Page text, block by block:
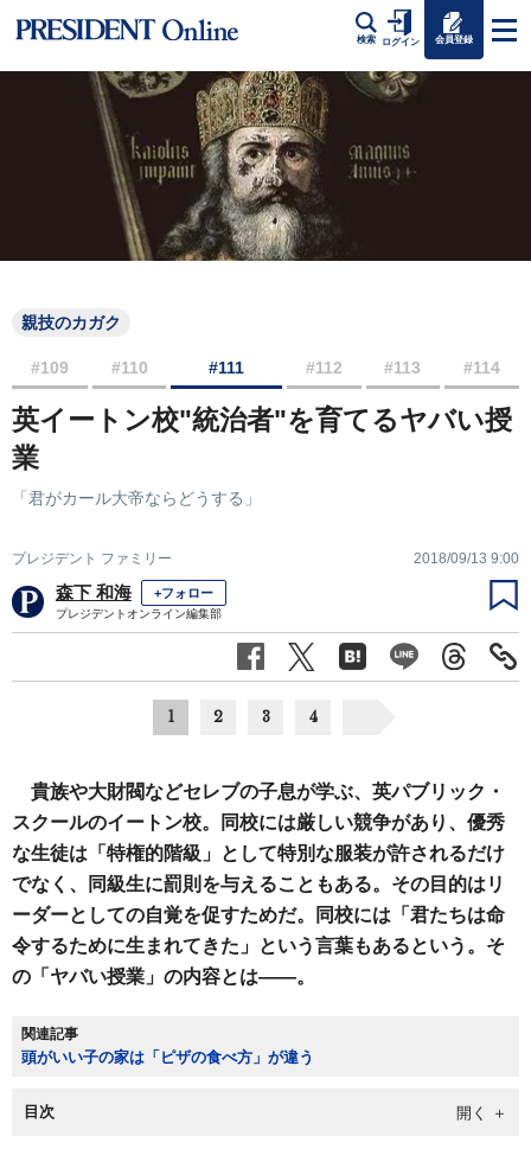
検索 ログイン 会員登録
親技のカガク
#109 #110 #111 #112 #113 #114
英イートン校"統治者"を育てるヤバい授
業
「君がカール大帝ならどうする」
プレジデント ファミリー 2018/09/13 9:00
森下 和海 +フォロー
プレジデントオンライン編集部
1 2 3 4
貴族や大財閥などセレブの子息が学ぶ、英パブリック・
スクールのイートン校。同校には厳しい競争があり、優秀
な生徒は「特権的階級」として特別な服装が許されるだけ
でなく、同級生に罰則を与えることもある。その目的はリ
ーダーとしての自覚を促すためだ。同校には「君たちは命
令するために生まれてきた」という言葉もあるという。そ
の「ヤバい授業」の内容とは――。
関連記事
頭がいい子の家は「ピザの食べ方」が違う
目次